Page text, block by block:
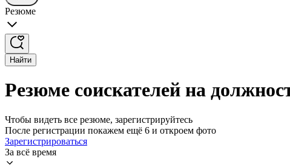
Резюме
Найти
Резюме соискателей на
Чтобы видеть все резюме, зарегистрируйтесь
После регистрации покажем ещё 6 и откроем фото
Зарегистрироваться
За всё время